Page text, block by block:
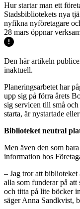
Hur startar man ett
Stadsbibliotekets nya
nyfikna nyföretagare
28 mars öppnar
Den här artikeln
inaktuell.
Planeringsarbetet har
upp sig på förra årets
sig servicen till små
starta, är nystartade
Biblioteket neutral
Men även den som
information hos
– Jag tror att
alla som funderar på
och titta på lite böcker
säger Anna Sandkvist,